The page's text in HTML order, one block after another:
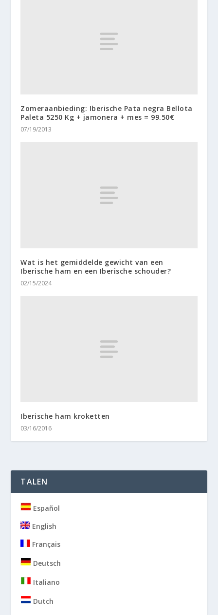
Zomeraanbieding: Iberische Pata negra Bellota
Paleta 5250 Kg + jamonera + mes = 99.50€
07/19/2013
Wat is het gemiddelde gewicht van een
Iberische ham en een Iberische schouder?
02/15/2024
Iberische ham kroketten
03/16/2016
TALEN
Español
English
Français
Deutsch
Italiano
Dutch